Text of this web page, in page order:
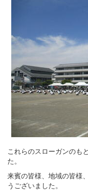
これらのスローガンのも
た。
来賓の皆様、地域の皆様
うございました。